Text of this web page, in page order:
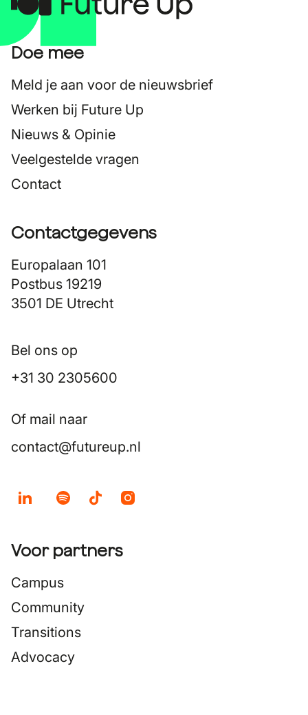
Doe mee
Meld je aan voor de nieuwsbrief
Werken bij Future Up
Nieuws & Opinie
Veelgestelde vragen
Contact
Contactgegevens
Europalaan 101
Postbus 19219
3501 DE Utrecht
Bel ons op
+31 30 2305600
Of mail naar
contact@futureup.nl
Voor partners
Campus
Community
Transitions
Advocacy